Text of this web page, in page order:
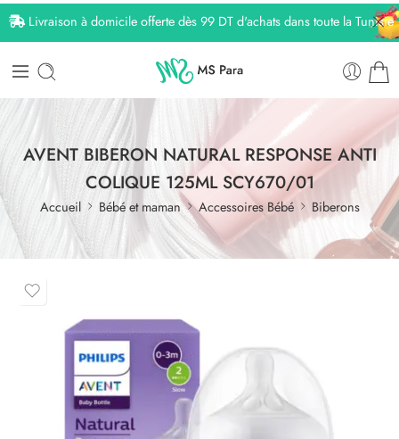
Livraison à domicile offerte dès 99 DT d'achats dans toute la Tunisie
AVENT BIBERON NATURAL RESPONSE ANTI
COLIQUE 125ML SCY670/01
Accueil Bébé et maman Accessoires Bébé Biberons